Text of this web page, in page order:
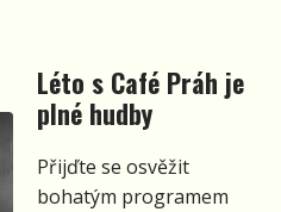
z roku 2021) a
kapela
(vítěz z roku
2022).
Léto s Café Práh je
plné hudby
Přijďte se osvěžit
bohatým programem